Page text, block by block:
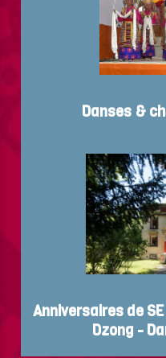
Danses &
Anniversaires de
Dzong -